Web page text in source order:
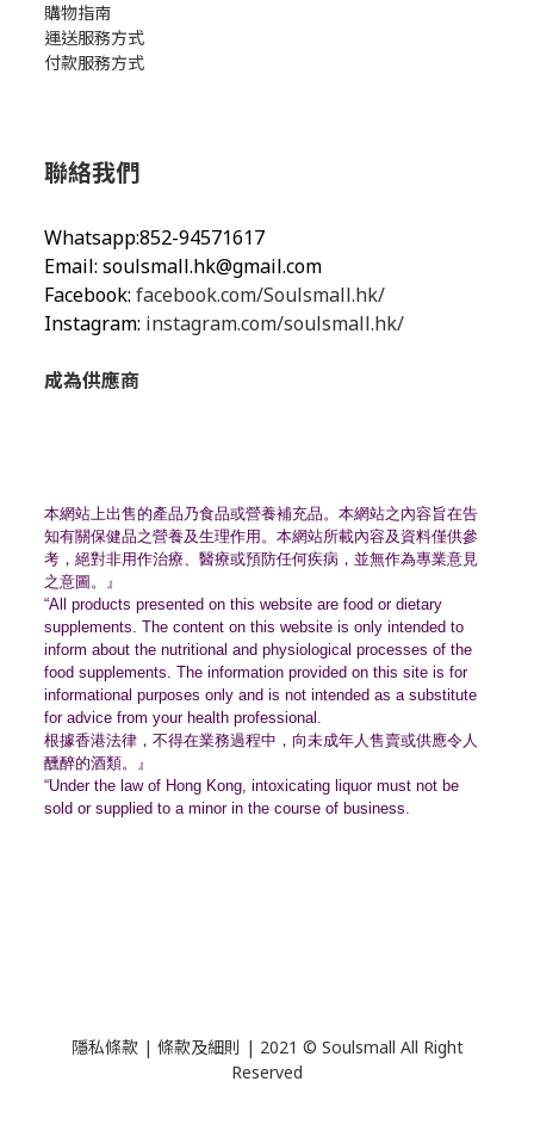
購物指南
運送服務方式
付款服務方式
聯絡我們
Whatsapp:852-94571617
Email: soulsmall.hk@gmail.com
Facebook: facebook.com/Soulsmall.hk/
Instagram: instagram.com/soulsmall.hk/
成為供應商
本網站上出售的產品乃食品或營養補充品。 本網站之內容旨在告
知有關保健品之營養及生理作用。 本網站所載內容及資料僅供參
考，絕對非用作治療、 醫療或預防任何疾病，並無作為專業意見
之意圖。』
“All products presented on this website are food or dietary
supplements. The content on this website is only intended to
inform about the nutritional and physiological processes of the
food supplements. The information provided on this site is for
informational purposes only and is not intended as a substitute
for advice from your health professional.
根據香港法律，不得在業務過程中， 向未成年人售賣或供應令人
醺醉的酒類。』
“Under the law of Hong Kong, intoxicating liquor must not be
sold or supplied to a minor in the course of business.
隱私條款 | 條款及細則 | 2021 © Soulsmall All Right
Reserved